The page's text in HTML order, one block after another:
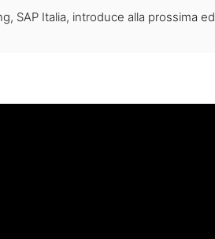
SAP Italia, introduce alla prossima